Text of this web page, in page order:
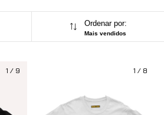
Ordenar por:
Mais vendidos
1 / 9 1 / 8